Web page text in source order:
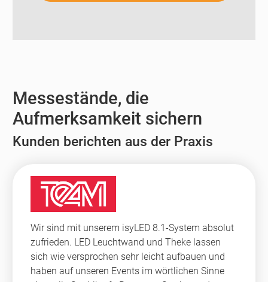
Messestände, die
Aufmerksamkeit sichern
Kunden berichten aus der Praxis
Wir sind mit unserem isyLED 8.1-System absolut
zufrieden. LED Leuchtwand und Theke lassen
sich wie versprochen sehr leicht aufbauen und
haben auf unseren Events im wörtlichen Sinne